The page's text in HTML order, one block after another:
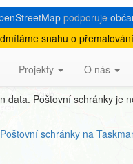
podporuje
snahu o
Projekty O nás
data. Poštovní schránky je
schránky na